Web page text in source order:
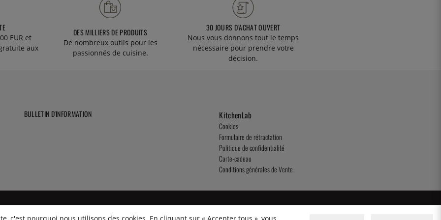
EUR et
aux
DES MILLIERS DE PRODUITS
De nombreux outils pour les
passionnés de cuisine.
30 JOURS D'ACHAT OUVERT
Nous vous donnons tout le temps
nécessaire pour prendre votre
décision.
BULLETIN D'INFORMATION KitchenLab
Cookies
Formulaire de rétractation
Politique de confidentialité
Carte-cadeau
Conditions générales de Vente